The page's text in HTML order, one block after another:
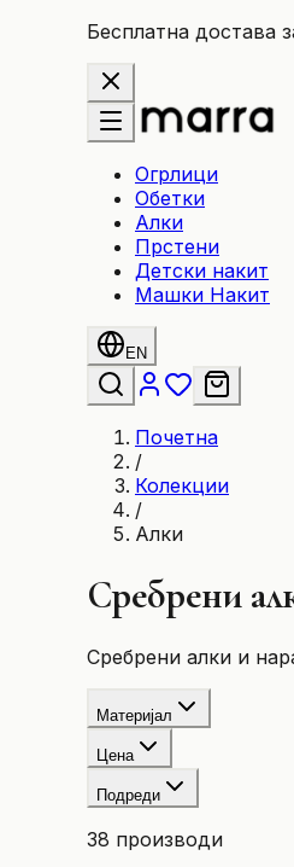
Бесплатна достава
Огрлици
Обетки
Алки
Прстени
Детски накит
Машки Накит
EN
Почетна
/
Колекции
/
Алки
Сребрени
Сребрени алки и
Материјал
Цена
Подреди
38 производи